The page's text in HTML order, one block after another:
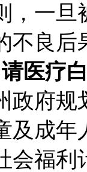
，一
不良
医疗
府规
及成
会福